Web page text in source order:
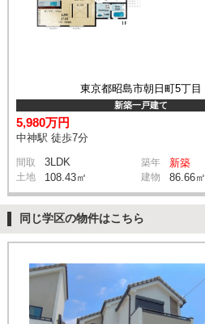
東京都昭島市朝日町5丁目
新築一戸建て
5,980万円
中神駅 徒歩7分
間取 3LDK 築年 新築
土地 108.43㎡ 建物 86.66㎡
同じ学区の物件はこちら